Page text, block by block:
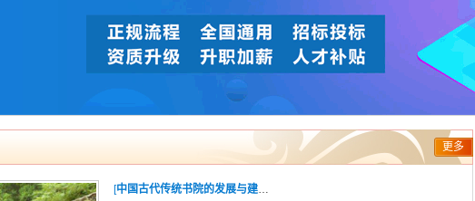
更多
[中国古代传统书院的发展与建筑特点